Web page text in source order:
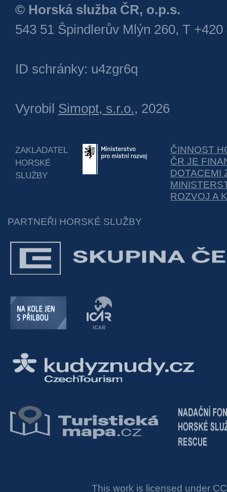
© Horská služba ČR, o.p.s.
543 51 Špindlerův Mlýn 260, T +420
ID schránky: u4zgr6q
Vyrobil Simopt, s.r.o., 2026
ZAKLADATEL
HORSKÉ
SLUŽBY
ČINNOST
ČR JE
DOTACEMI
ROZVOJ A
PARTNEŘI HORSKÉ SLUŽBY
This work is licensed under